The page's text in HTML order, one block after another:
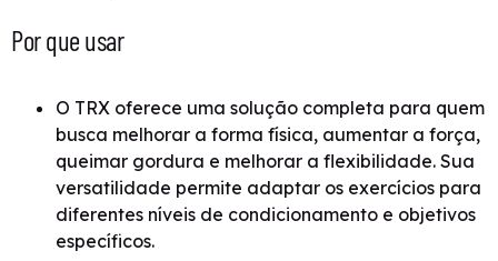
Por que usar
O TRX oferece uma solução completa para quem
busca melhorar a forma física, aumentar a força,
queimar gordura e melhorar a flexibilidade. Sua
versatilidade permite adaptar os exercícios para
diferentes níveis de condicionamento e objetivos
específicos.